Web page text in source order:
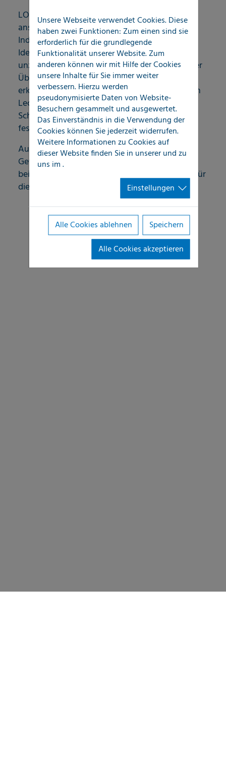
LOCATEC arbeitet seit vielen Jahren in
ansteigenden Umfängen für
Industrieunternehmen z.B. im Bereich der
Identifikation von Leitungssystemen bei
unzureichend vorhandener Dokumentation, der
Überwachung im Hinblick auf noch nicht
erkannte Leckagen oder im Notfalldienst, wenn
Leckagen offen ausgebrochen sind und
Schadenursachen im ersten Schritt zweifelsfrei
festzustellen und zu dokumentieren sind.
Auch die Ortung von Schadenursachen in
Gefahrenbereichen, im Bereich Flachdach oder
bei hitzeführenden Leitungen sind Aufgaben, für
die LOCATEC eingesetzt werden kann.
Unsere Webseite verwendet Cookies. Diese
haben zwei Funktionen: Zum einen sind sie
erforderlich für die grundlegende
Funktionalität unserer Website. Zum
anderen können wir mit Hilfe der Cookies
unsere Inhalte für Sie immer weiter
verbessern. Hierzu werden
pseudonymisierte Daten von Website-
Besuchern gesammelt und ausgewertet.
Das Einverständnis in die Verwendung der
Cookies können Sie jederzeit widerrufen.
Weitere Informationen zu Cookies auf
dieser Website finden Sie in unsererund zu
uns im.
Einstellungen
Alle Cookies ablehnen
Speichern
Alle Cookies akzeptieren